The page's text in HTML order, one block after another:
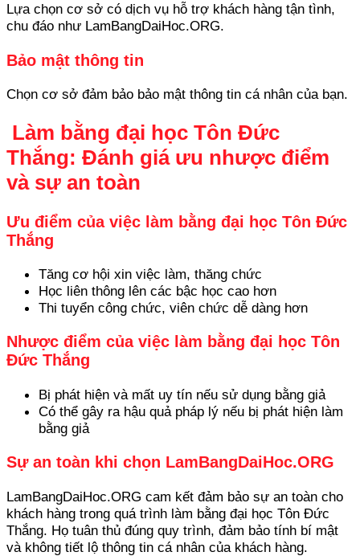
Lựa chọn cơ sở có dịch vụ hỗ trợ khách hàng tận tình,
chu đáo như LamBangDaiHoc.ORG.
Bảo mật thông tin
Chọn cơ sở đảm bảo bảo mật thông tin cá nhân của bạn.
Làm bằng đại học Tôn Đức
Thắng: Đánh giá ưu nhược điểm
và sự an toàn
Ưu điểm của việc làm bằng đại học Tôn Đức
Thắng
Tăng cơ hội xin việc làm, thăng chức
Học liên thông lên các bậc học cao hơn
Thi tuyển công chức, viên chức dễ dàng hơn
Nhược điểm của việc làm bằng đại học Tôn
Đức Thắng
Bị phát hiện và mất uy tín nếu sử dụng bằng giả
Có thể gây ra hậu quả pháp lý nếu bị phát hiện làm
bằng giả
Sự an toàn khi chọn LamBangDaiHoc.ORG
LamBangDaiHoc.ORG cam kết đảm bảo sự an toàn cho
khách hàng trong quá trình làm bằng đại học Tôn Đức
Thắng. Họ tuân thủ đúng quy trình, đảm bảo tính bí mật
và không tiết lộ thông tin cá nhân của khách hàng.